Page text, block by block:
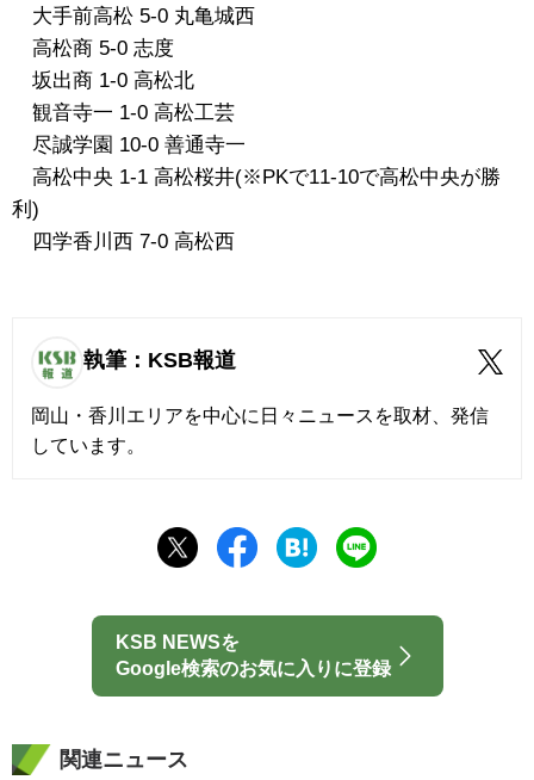
大手前高松 5-0 丸亀城西
高松商 5-0 志度
坂出商 1-0 高松北
観音寺一 1-0 高松工芸
尽誠学園 10-0 善通寺一
高松中央 1-1 高松桜井(※PKで11-10で高松中央が勝
利)
四学香川西 7-0 高松西
執筆：KSB報道
岡山・香川エリアを中心に日々ニュースを取材、発信
しています。
KSB NEWSを
Google検索のお気に入りに登録
関連ニュース